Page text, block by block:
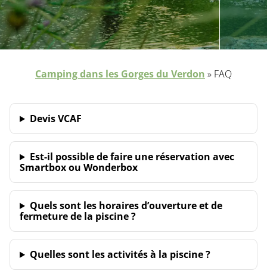
Camping dans les Gorges du Verdon » FAQ
Devis VCAF
Est-il possible de faire une réservation avec
Smartbox ou Wonderbox
Quels sont les horaires d’ouverture et de
fermeture de la piscine ?
Quelles sont les activités à la piscine ?